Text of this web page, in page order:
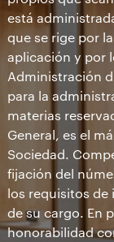
está
que se rige por
aplicación y por
Administración
para la
materias
General, es el
Sociedad.
fijación del
los requisitos de
de su cargo. En
honorabilidad